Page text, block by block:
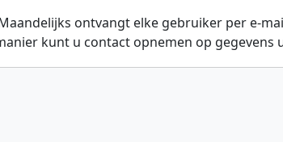
ontvangt elke gebruiker per e-
kunt u contact opnemen op gegevens